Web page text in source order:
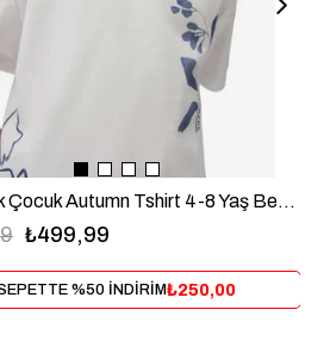
Nk Erkek Çocuk Autumn Tshirt 4-8 Yaş Beyaz
₺499,99
%50 İNDİRİM₺250,00